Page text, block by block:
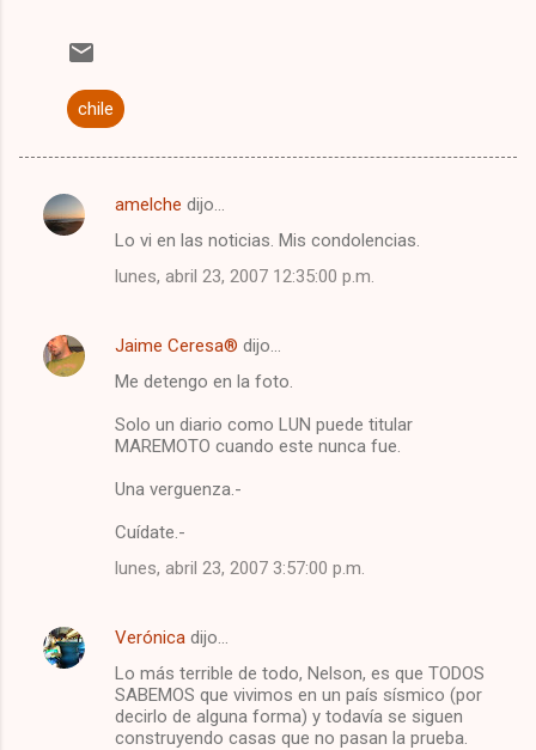
chile
C
n
amelche dijo…
Lo vi en las noticias. Mis condolencias.
lunes, abril 23, 2007 12:35:00 p.m.
Jaime Ceresa® dijo…
Me detengo en la foto.
Solo un diario como LUN puede titular
MAREMOTO cuando este nunca fue.
Una verguenza.-
Cuídate.-
lunes, abril 23, 2007 3:57:00 p.m.
Verónica dijo…
Lo más terrible de todo, Nelson, es que TODOS
SABEMOS que vivimos en un país sísmico (por
decirlo de alguna forma) y todavía se siguen
construyendo casas que no pasan la prueba.